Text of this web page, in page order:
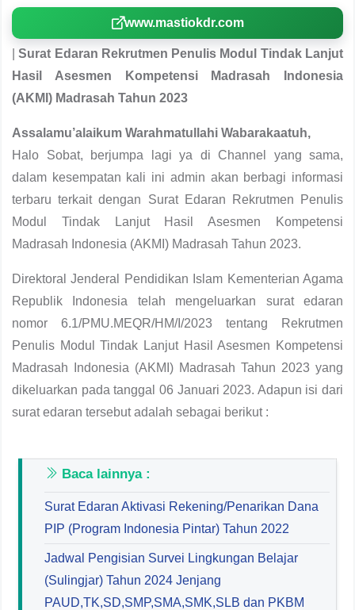
www.mastiokdr.com
|Surat Edaran Rekrutmen Penulis Modul Tindak Lanjut
Hasil Asesmen Kompetensi Madrasah Indonesia
(AKMI) Madrasah Tahun 2023
Assalamu’alaikum Warahmatullahi Wabarakaatuh,
Halo Sobat, berjumpa lagi ya di Channel yang sama,
dalam kesempatan kali ini admin akan berbagi informasi
terbaru terkait dengan Surat Edaran Rekrutmen Penulis
Modul Tindak Lanjut Hasil Asesmen Kompetensi
Madrasah Indonesia (AKMI) Madrasah Tahun 2023.
Direktoral Jenderal Pendidikan Islam Kementerian Agama
Republik Indonesia telah mengeluarkan surat edaran
nomor 6.1/PMU.MEQR/HM/I/2023 tentang Rekrutmen
Penulis Modul Tindak Lanjut Hasil Asesmen Kompetensi
Madrasah Indonesia (AKMI) Madrasah Tahun 2023 yang
dikeluarkan pada tanggal 06 Januari 2023. Adapun isi dari
surat edaran tersebut adalah sebagai berikut :
Baca lainnya :
Surat Edaran Aktivasi Rekening/Penarikan Dana
PIP (Program Indonesia Pintar) Tahun 2022
Jadwal Pengisian Survei Lingkungan Belajar
(Sulingjar) Tahun 2024 Jenjang
PAUD,TK,SD,SMP,SMA,SMK,SLB dan PKBM